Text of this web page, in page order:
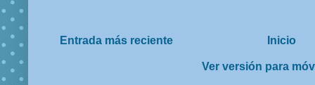
Entrada más reciente Inicio
Ver versión para